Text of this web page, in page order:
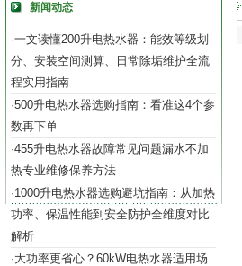
新闻动态
·一文读懂200升电热水器：能效等级划
分、安装空间测算、日常除垢维护全流
程实用指南
·500升电热水器选购指南：看准这4个参
数再下单
·455升电热水器故障常见问题漏水不加
热专业维修保养方法
·1000升电热水器选购避坑指南：从加热
功率、保温性能到安全防护全维度对比
解析
·大功率更省心？60kW电热水器适用场